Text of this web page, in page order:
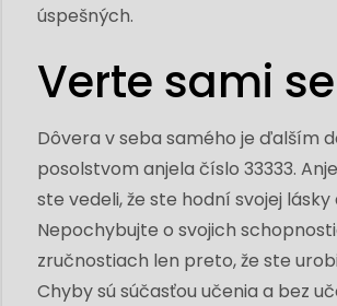
úspešných.
Verte sami
Dôvera v seba samého je ďalším
posolstvom anjela číslo 33333.
ste vedeli, že ste hodní svojej lásky
Nepochybujte o svojich
zručnostiach len preto, že ste
Chyby sú súčasťou učenia a bez